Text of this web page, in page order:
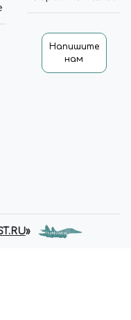
Напишите
нам
»